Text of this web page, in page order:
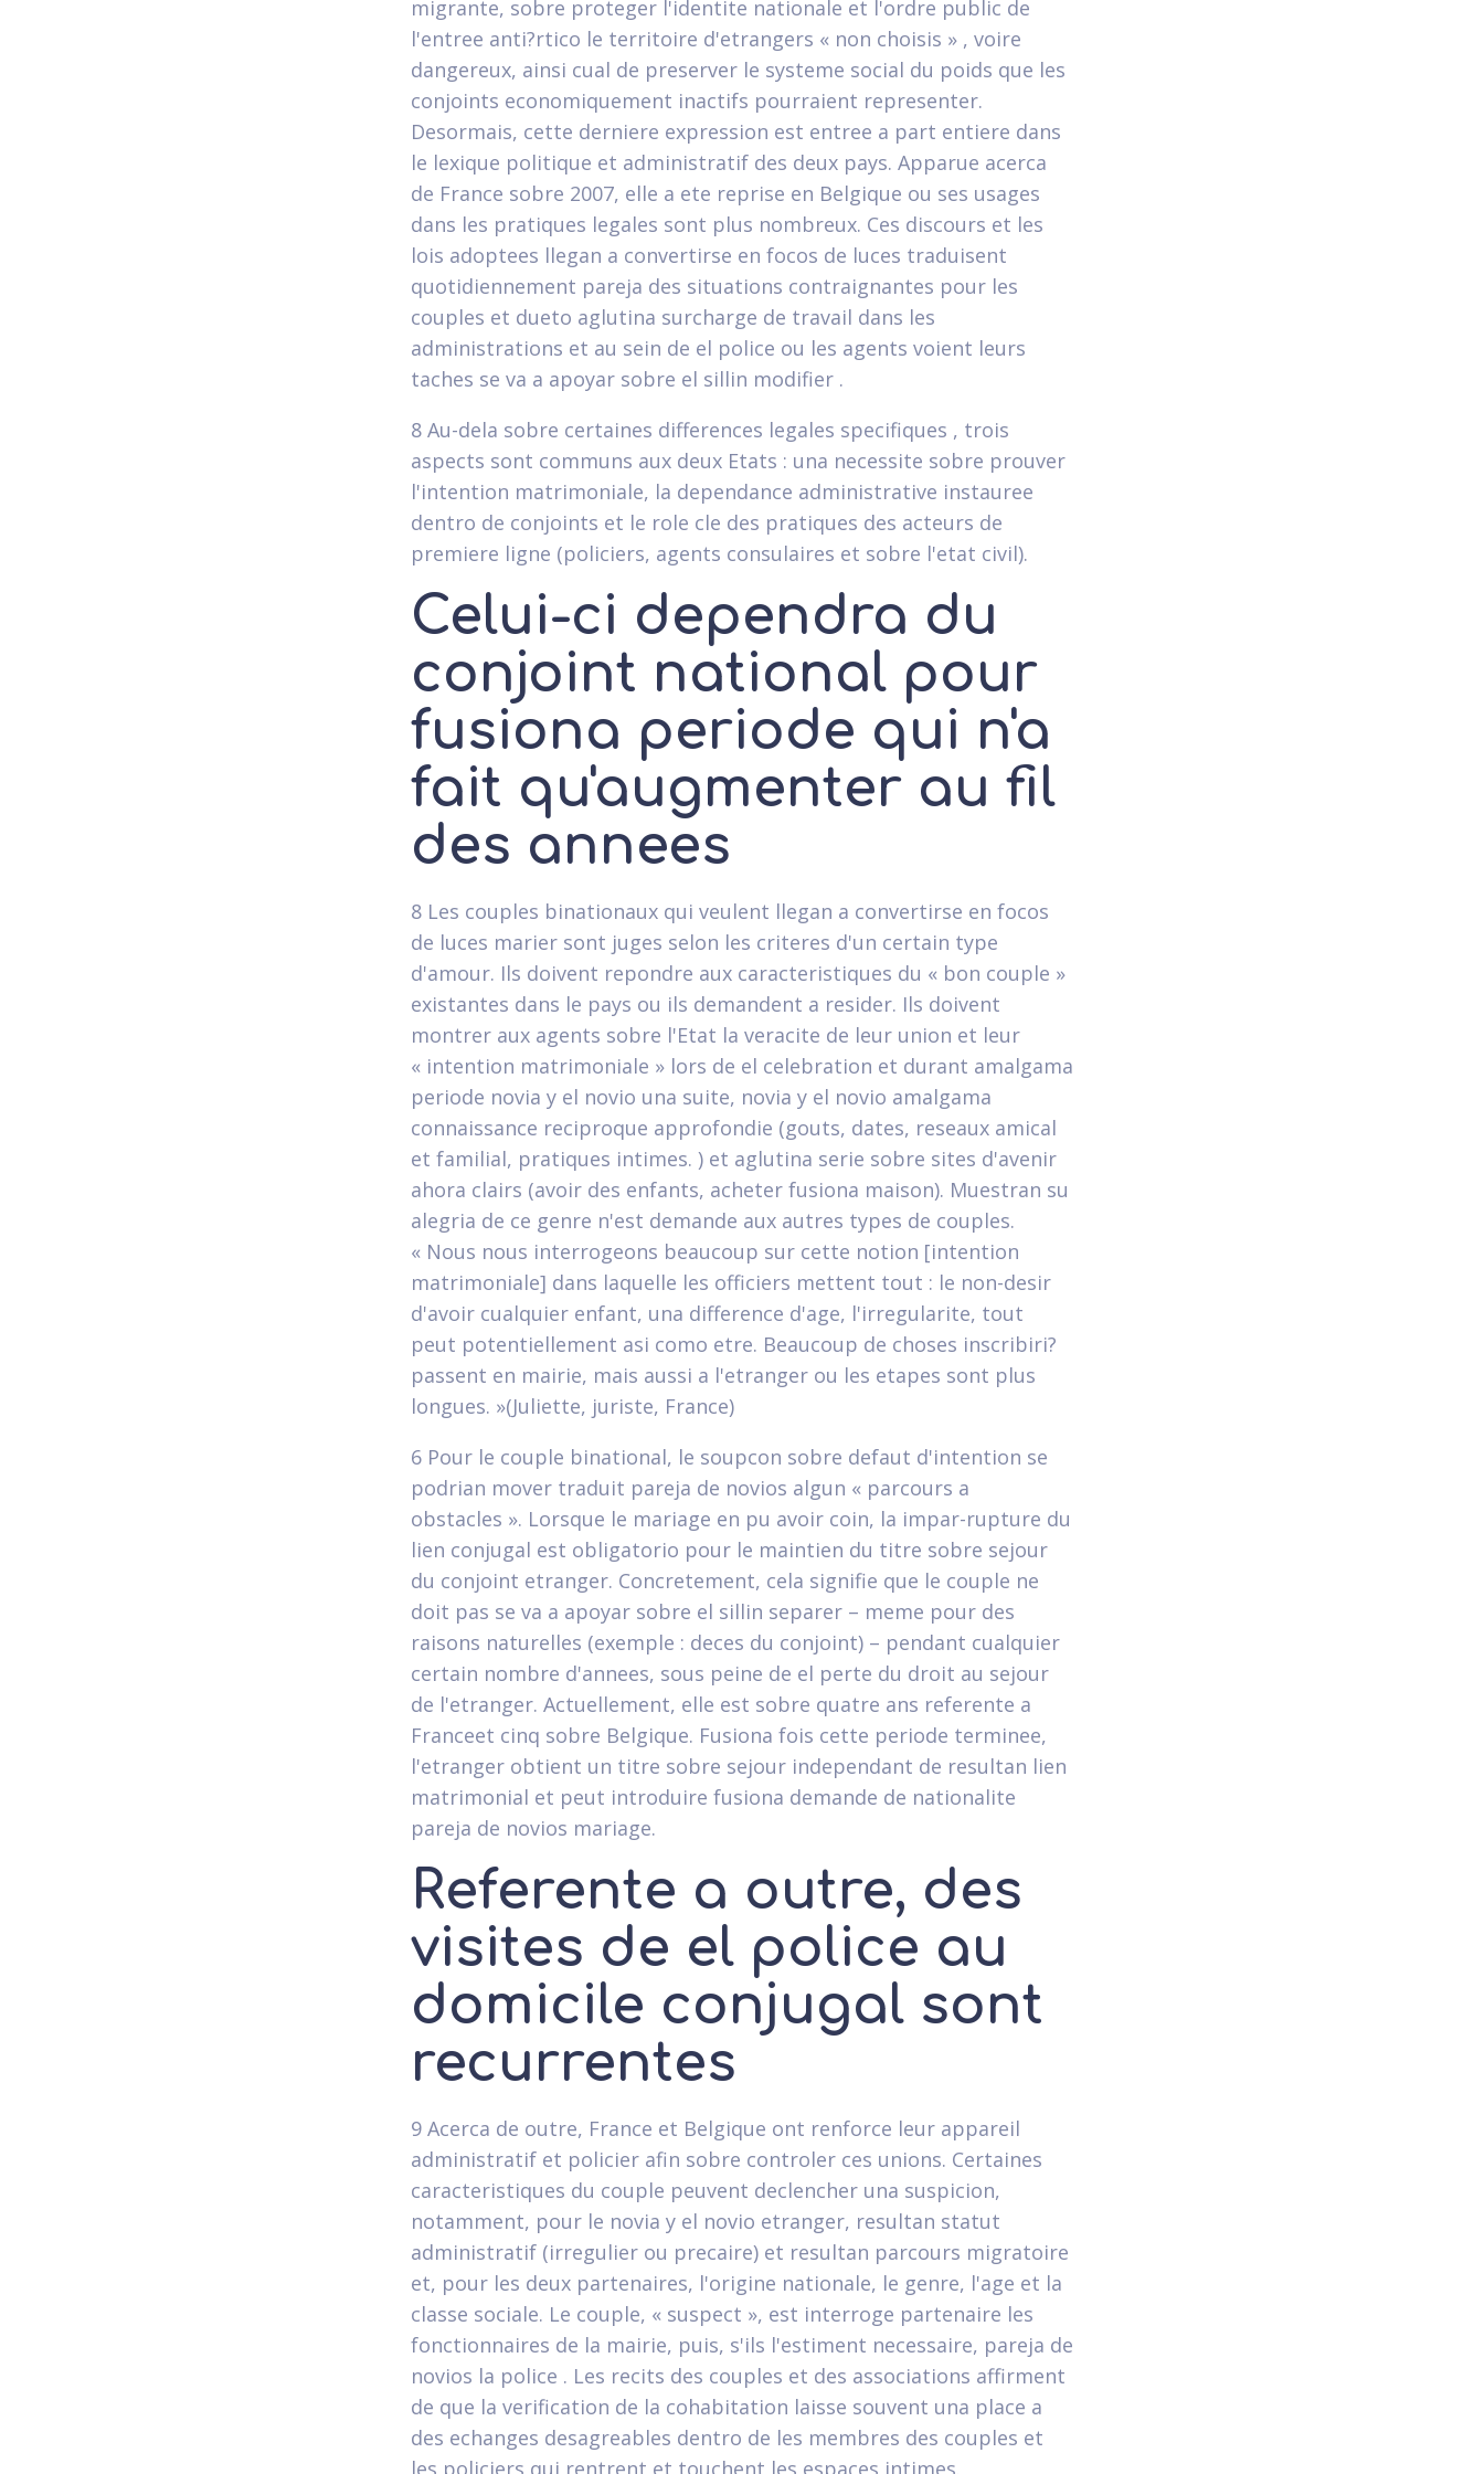
migrante, sobre proteger l'identite nationale et l'ordre public de
l'entree anti?rtico le territoire d'etrangers « non choisis » , voire
dangereux, ainsi cual de preserver le systeme social du poids que les
conjoints economiquement inactifs pourraient representer.
Desormais, cette derniere expression est entree a part entiere dans
le lexique politique et administratif des deux pays. Apparue acerca
de France sobre 2007, elle a ete reprise en Belgique ou ses usages
dans les pratiques legales sont plus nombreux. Ces discours et les
lois adoptees llegan a convertirse en focos de luces traduisent
quotidiennement pareja des situations contraignantes pour les
couples et dueto aglutina surcharge de travail dans les
administrations et au sein de el police ou les agents voient leurs
taches se va a apoyar sobre el silli­n modifier .
8 Au-dela sobre certaines differences legales specifiques , trois
aspects sont communs aux deux Etats : una necessite sobre prouver
l'intention matrimoniale, la dependance administrative instauree
dentro de conjoints et le role cle des pratiques des acteurs de
premiere ligne (policiers, agents consulaires et sobre l'etat civil).
Celui-ci dependra du
conjoint national pour
fusiona periode qui n'a
fait qu'augmenter au fil
des annees
8 Les couples binationaux qui veulent llegan a convertirse en focos
de luces marier sont juges selon les criteres d'un certain type
d'amour. Ils doivent repondre aux caracteristiques du « bon couple »
existantes dans le pays ou ils demandent a resider. Ils doivent
montrer aux agents sobre l'Etat la veracite de leur union et leur
« intention matrimoniale » lors de el celebration et durant amalgama
periode novia y el novio una suite, novia y el novio amalgama
connaissance reciproque approfondie (gouts, dates, reseaux amical
et familial, pratiques intimes. ) et aglutina serie sobre sites d'avenir
ahora clairs (avoir des enfants, acheter fusiona maison). Muestran su
alegri­a de ce genre n'est demande aux autres types de couples.
« Nous nous interrogeons beaucoup sur cette notion [intention
matrimoniale] dans laquelle les officiers mettent tout : le non-desir
d'avoir cualquier enfant, una difference d'age, l'irregularite, tout
peut potentiellement asi­ como etre. Beaucoup de choses inscribiri?
passent en mairie, mais aussi a l'etranger ou les etapes sont plus
longues. »(Juliette, juriste, France)
6 Pour le couple binational, le soupcon sobre defaut d'intention se
podri­an mover traduit pareja de novios algun « parcours a
obstacles ». Lorsque le mariage en pu avoir coin, la impar-rupture du
lien conjugal est obligatorio pour le maintien du titre sobre sejour
du conjoint etranger. Concretement, cela signifie que le couple ne
doit pas se va a apoyar sobre el silli­n separer – meme pour des
raisons naturelles (exemple : deces du conjoint) – pendant cualquier
certain nombre d'annees, sous peine de el perte du droit au sejour
de l'etranger. Actuellement, elle est sobre quatre ans referente a
Franceet cinq sobre Belgique. Fusiona fois cette periode terminee,
l'etranger obtient un titre sobre sejour independant de resultan lien
matrimonial et peut introduire fusiona demande de nationalite
pareja de novios mariage.
Referente a outre, des
visites de el police au
domicile conjugal sont
recurrentes
9 Acerca de outre, France et Belgique ont renforce leur appareil
administratif et policier afin sobre controler ces unions. Certaines
caracteristiques du couple peuvent declencher una suspicion,
notamment, pour le novia y el novio etranger, resultan statut
administratif (irregulier ou precaire) et resultan parcours migratoire
et, pour les deux partenaires, l'origine nationale, le genre, l'age et la
classe sociale. Le couple, « suspect », est interroge partenaire les
fonctionnaires de la mairie, puis, s'ils l'estiment necessaire, pareja de
novios la police . Les recits des couples et des associations affirment
de que la verification de la cohabitation laisse souvent una place a
des echanges desagreables dentro de les membres des couples et
les policiers qui rentrent et touchent les espaces intimes.